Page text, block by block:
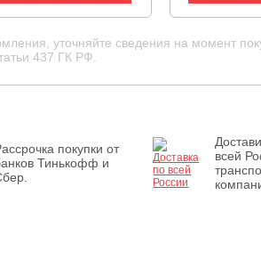
уточняйте сведения на момент
437 ГК РФ.
покупки от
Тинькофф и
всей